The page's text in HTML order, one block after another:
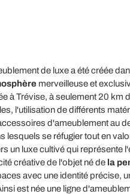
de luxe a été créée
merveilleuse et
à Trévise, à seulement 20 km
l'utilisation de différents
d'ameublement au
lesquels se réfugier tout en
un luxe cultivé qui représente
créative de l'objet né de la
avec une identité précise,
est née une ligne